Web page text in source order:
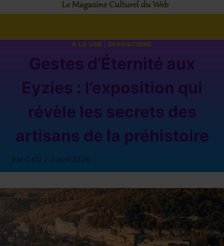
À LA UNE EXPOSITIONS
révèle les secrets des
artisans de la préhistoire
Par C.KG 7 avril 2026